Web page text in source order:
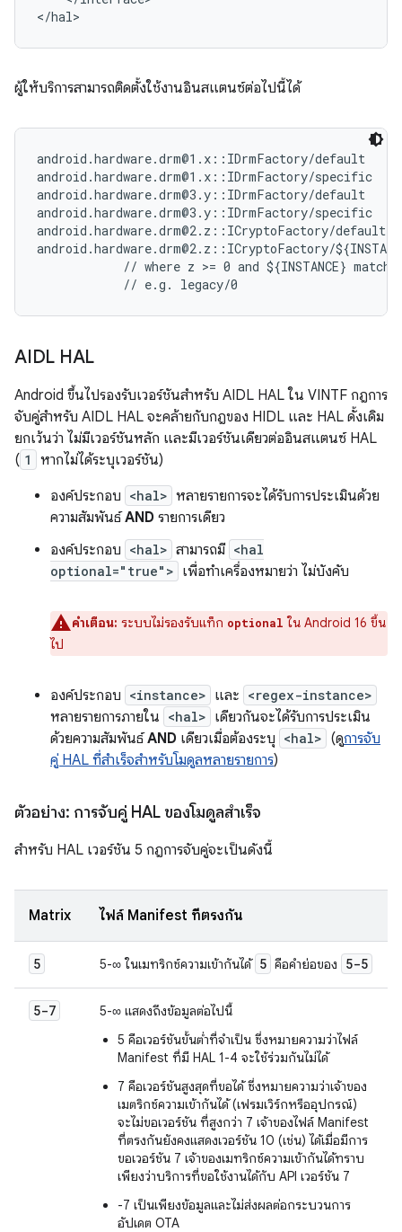
</hal>
ผู้ให้บริการสามารถติดตั้งใช้งานอินสแตนซ์ต่อไปนี้ได้
android.hardware.drm@1.x::IDrmFactory/default
android.hardware.drm@1.x::IDrmFactory/specific
android.hardware.drm@3.y::IDrmFactory/default
android.hardware.drm@3.y::IDrmFactory/specific
android.hardware.drm@2.z::ICryptoFactory/
android.hardware.drm@2.z::ICryptoFactory/
// where z >= 0 and ${INSTANCE}
AIDL HAL
Android ขึ้นไปรองรับเวอร์ชันสำหรับ AIDL HAL ใน VINTF กฎการ
จับคู่สำหรับ AIDL HAL จะคล้ายกับกฎของ HIDL และ HAL ดั้งเดิม
ยกเว้นว่า ไม่มีเวอร์ชันหลัก และมีเวอร์ชันเดียวต่ออินสแตนซ์ HAL
( 1
หากไม่ได้ระบุเวอร์ชัน)
องค์ประกอบ <hal> หลายรายการจะได้รับการประเมินด้วย
ความสัมพันธ์AND รายการเดียว
องค์ประกอบ <hal> สามารถมี <hal
optional="true"> เพื่อทําเครื่องหมายว่า ไม่บังคับ
คำเตือน: ระบบไม่รองรับแท็ก optional ใน Android 16 ขึ้น
ไป
องค์ประกอบ <instance> และ <regex-instance>
หลายรายการภายใน <hal> เดียวกันจะได้รับการประเมิน
ด้วยความสัมพันธ์AND เดียวเมื่อต้องระบุ <hal> (ดูการจับ
คู่ HAL ที่สำเร็จสำหรับโมดูลหลายรายการ)
ตัวอย่าง: การจับคู่ HAL ของโมดูลสำเร็จ
สำหรับ HAL เวอร์ชัน 5 กฎการจับคู่จะเป็นดังนี้
Matrix ไฟล์ Manifest ที่ตรงกัน
5 5-∞ ในเมทริกซ์ความเข้ากันได้ 5 คือคำย่อของ 5-5
5-7
5-∞ แสดงถึงข้อมูลต่อไปนี้
5 คือเวอร์ชันขั้นต่ำที่จำเป็น ซึ่งหมายความว่าไฟล์
Manifest ที่มี HAL 1-4 จะใช้ร่วมกันไม่ได้
7 คือเวอร์ชันสูงสุดที่ขอได้ ซึ่งหมายความว่าเจ้าของ
เมตริกซ์ความเข้ากันได้ (เฟรมเวิร์กหรืออุปกรณ์)
จะไม่ขอเวอร์ชัน ที่สูงกว่า 7 เจ้าของไฟล์ Manifest
ที่ตรงกันยังคงแสดงเวอร์ชัน 10 (เช่น) ได้เมื่อมีการ
ขอเวอร์ชัน 7 เจ้าของเมทริกซ์ความเข้ากันได้ทราบ
เพียงว่าบริการที่ขอใช้งานได้กับ API เวอร์ชัน 7
-7 เป็นเพียงข้อมูลและไม่ส่งผลต่อกระบวนการ
อัปเดต OTA